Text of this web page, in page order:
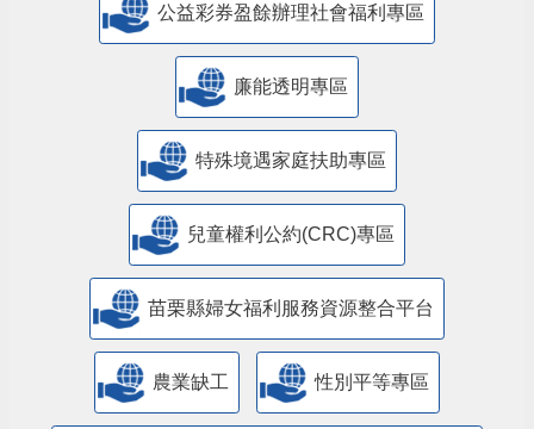
公益彩券盈餘辦理社會福利專區
廉能透明專區
特殊境遇家庭扶助專區
兒童權利公約(CRC)專區
苗栗縣婦女福利服務資源整合平台
農業缺工 性別平等專區